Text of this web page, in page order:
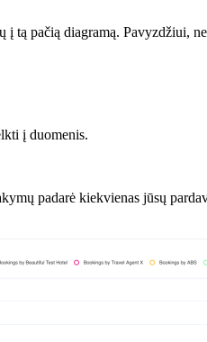
tą pačią diagramą. Pavyzdžiui,
į duomenis.
padarė kiekvienas jūsų